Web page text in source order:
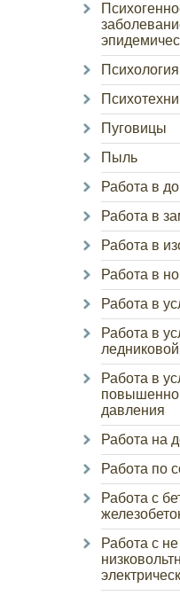
Пуговицы
Пыль
Работа в
Работа в
Работа в
Работа в
Работа в
Работа в
Работа в
давления
Работа на
Работа по
Работа с
Работа с